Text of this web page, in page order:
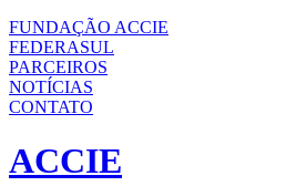
FUNDAÇÃO ACCIE
FEDERASUL
PARCEIROS
NOTÍCIAS
CONTATO
ACCIE